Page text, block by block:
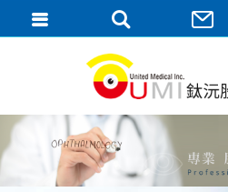
English